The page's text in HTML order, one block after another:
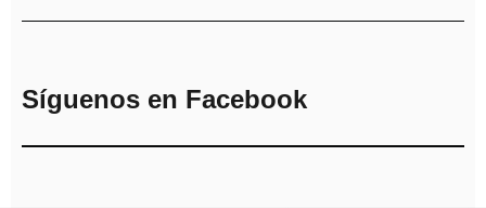
Síguenos en Facebook